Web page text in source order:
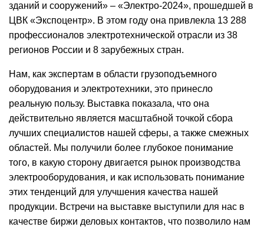
зданий и сооружений» – «Электро-2024», прошедшей в
ЦВК «Экспоцентр». В этом году она привлекла 13 288
профессионалов электротехнической отрасли из 38
регионов России и 8 зарубежных стран.
Нам, как экспертам в области грузоподъемного
оборудования и электротехники, это принесло
реальную пользу. Выставка показала, что она
действительно является масштабной точкой сбора
лучших специалистов нашей сферы, а также смежных
областей. Мы получили более глубокое понимание
того, в какую сторону двигается рынок производства
электрооборудования, и как использовать понимание
этих тенденций для улучшения качества нашей
продукции. Встречи на выставке выступили для нас в
качестве биржи деловых контактов, что позволило нам